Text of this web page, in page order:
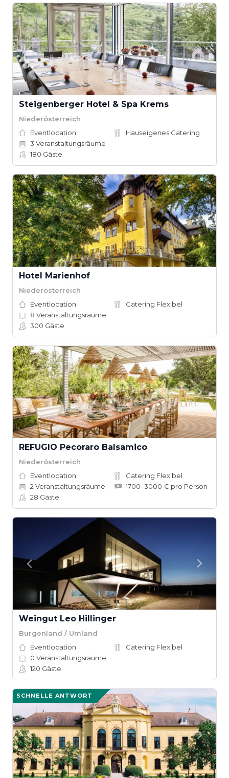
Steigenberger Hotel & Spa Krems
Niederösterreich
Eventlocation
Hauseigenes Catering
3 Veranstaltungsräume
180 Gäste
Hotel Marienhof
Niederösterreich
Eventlocation
Catering Flexibel
8 Veranstaltungsräume
300 Gäste
REFUGIO Pecoraro Balsamico
Niederösterreich
Eventlocation
Catering Flexibel
2 Veranstaltungsräume
1700–3000 € pro Person
28 Gäste
Weingut Leo Hillinger
Burgenland / Umland
Eventlocation
Catering Flexibel
0 Veranstaltungsräume
120 Gäste
SCHNELLE ANTWORT